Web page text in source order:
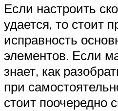
Если настроить
удается, то стоит
исправность
элементов. Если
знает, как
при
стоит поочередно